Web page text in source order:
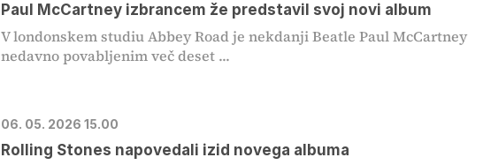
Paul McCartney izbrancem že predstavil svoj novi album
V londonskem studiu Abbey Road je nekdanji Beatle Paul McCartney
nedavno povabljenim več deset ...
06. 05. 2026 15.00
Rolling Stones napovedali izid novega albuma